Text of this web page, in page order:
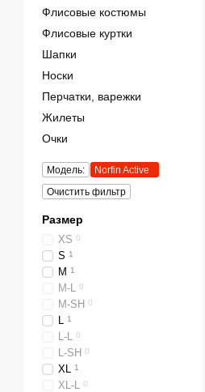
Флисовые костюмы
Флисовые куртки
Шапки
Носки
Перчатки, варежки
Жилеты
Очки
Модель:
Norfin Active
Очистить фильтр
Размер
XS 0
S 1
M 1
M-L 0
M-SH 0
L 1
L-L 0
L-SH 0
XL 1
XL-L 0